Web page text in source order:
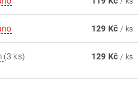
129 Kč / ks
(3 ks) 129 Kč / ks